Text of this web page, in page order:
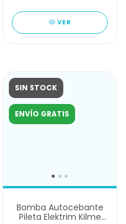
VER
SIN STOCK
ENVÍO GRATIS
Bomba Autocebante
Pileta Elektrim Kilme